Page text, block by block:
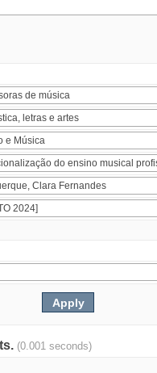
(0.001 seconds)